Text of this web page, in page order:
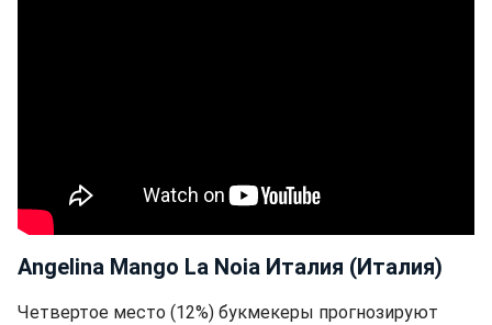
Angelina Mango La Noia Италия (Италия)
Четвертое место (12%) букмекеры прогнозируют